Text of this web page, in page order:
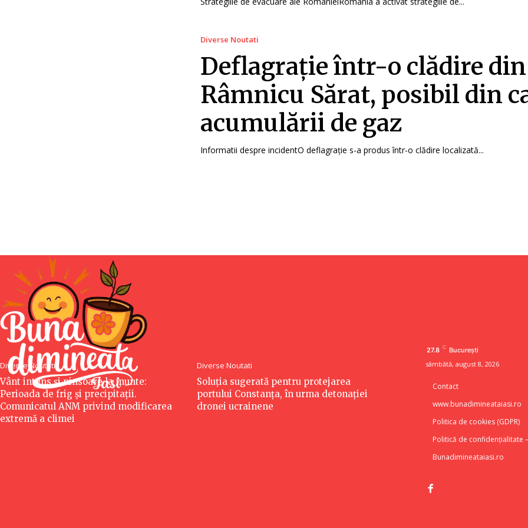
Diverse Noutati
Deflagrație într-o clădire din
Râmnicu Sărat, posibil din
acumulării de gaz
Informatii despre incidentO deflagrație s-a produs într-o clădire localizată...
Diverse Noutati
Vânt intens și ninsoare la munte:
Perioada de frig și precipitații.
Comunicatul ANM privind modificarea
extremă a climei
Diverse Noutati
Soluția sugerată pentru protejarea
portului Constanța, în urma detonației
dronei ucrainene
27.8 C București
sâmbătă, august 8, 2026
Contact
www.bunadimineataiasi.ro
Politica de cookies (GDPR)
Politică de confidențialitate –
Bunadimineataiasi.ro